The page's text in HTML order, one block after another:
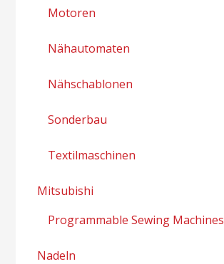
Motoren
Nähautomaten
Nähschablonen
Sonderbau
Textilmaschinen
Mitsubishi
Programmable Sewing Machines
Nadeln